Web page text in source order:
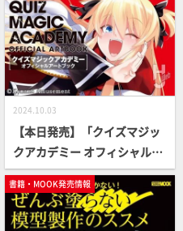
2024.10.03
【本日発売】「クイズマジッ
クアカデミー オフィシャルア
ートブック」【アーケードゲ
ーム】
書籍・MOOK発売情報